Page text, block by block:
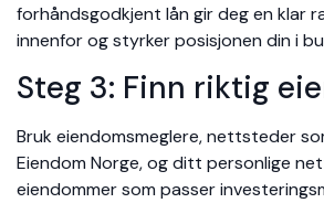
forhåndsgodkjent lån gir deg en klar
innenfor og styrker posisjonen din i
Steg 3: Finn riktig
Bruk eiendomsmeglere, nettsteder
Eiendom Norge, og ditt personlige
eiendommer som passer